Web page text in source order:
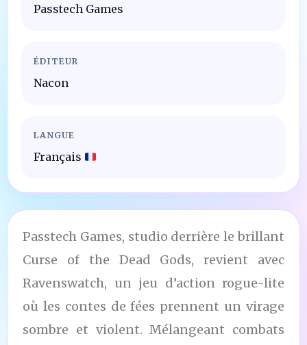
Passtech Games
ÉDITEUR
Nacon
LANGUE
Français
Passtech Games, studio derrière le brillant
Curse of the Dead Gods, revient avec
Ravenswatch, un jeu d’action rogue-lite
où les contes de fées prennent un virage
sombre et violent. Mélangeant combats